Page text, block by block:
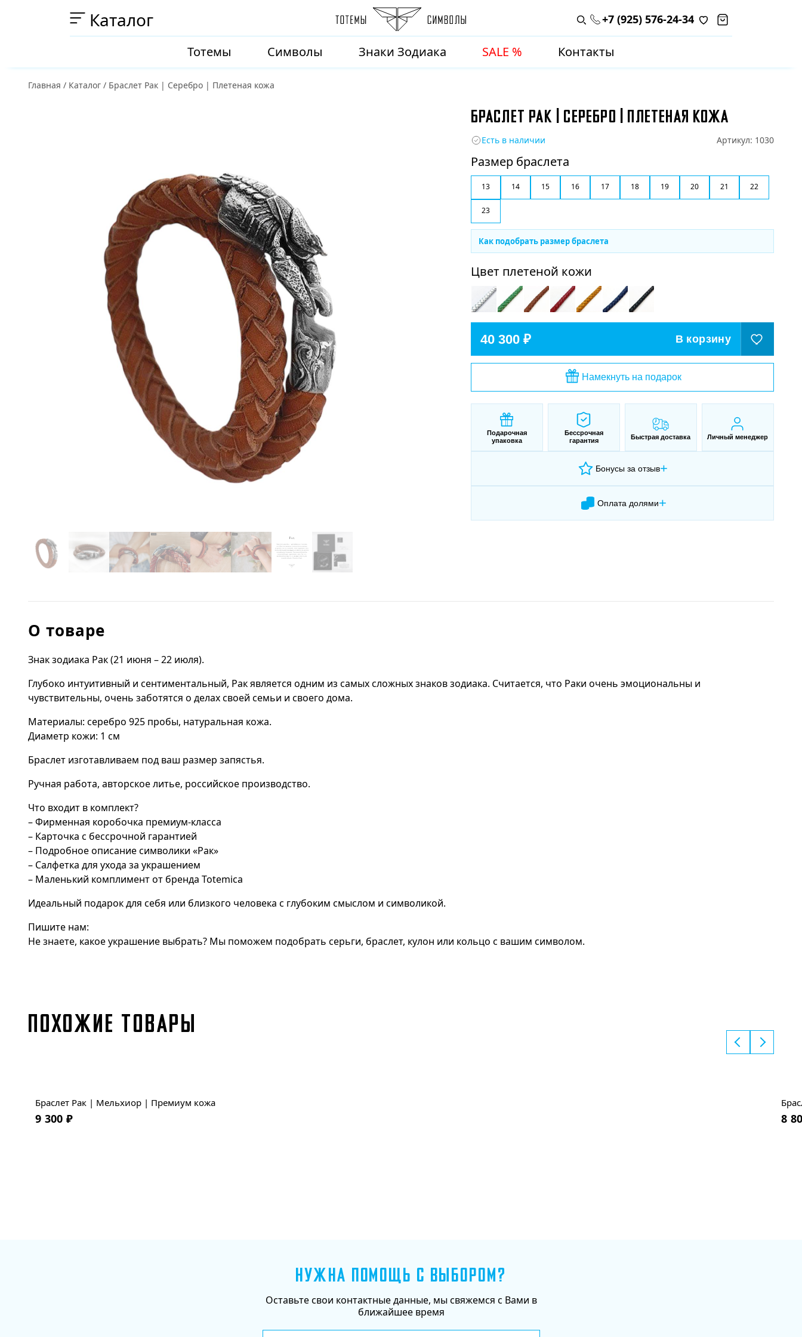
Каталог Поиск по каталогу
+7 (925) 576-24-34
Тотемы Символы Знаки Зодиака SALE % Контакты
Главная / Каталог / Браслет Рак | Серебро | Плетеная кожа
БРАСЛЕТ РАК | СЕРЕБРО | ПЛЕТЕНАЯ КОЖА
Есть в наличии Артикул: 1030
Размер браслета
13 14 15 16 17 18 19 20 21 22
23
Как подобрать размер браслета
Цвет плетеной кожи
40 300 ₽ В корзину
Намекнуть на подарок
Подарочная
упаковка
Бессрочная
гарантия
Быстрая доставка Личный менеджер
Бонусы за отзыв+
Оплата долями+
О товаре
Знак зодиака Рак (21 июня – 22 июля).
Глубоко интуитивный и сентиментальный, Рак является одним из самых сложных знаков зодиака. Считается, что Раки очень эмоциональны и
чувствительны, очень заботятся о делах своей семьи и своего дома.
Материалы: серебро 925 пробы, натуральная кожа.
Диаметр кожи: 1 см
Браслет изготавливаем под ваш размер запястья.
Ручная работа, авторское литье, российское производство.
Что входит в комплект?
– Фирменная коробочка премиум-класса
– Карточка с бессрочной гарантией
– Подробное описание символики «Рак»
– Салфетка для ухода за украшением
– Маленький комплимент от бренда Totemica
Идеальный подарок для себя или близкого человека с глубоким смыслом и символикой.
Пишите нам:
Не знаете, какое украшение выбрать? Мы поможем подобрать серьги, браслет, кулон или кольцо с вашим символом.
ПОХОЖИЕ ТОВАРЫ
Браслет Рак | Мельхиор | Премиум кожа
9 300 ₽ 8
НУЖНА ПОМОЩЬ С ВЫБОРОМ?
Оставьте свои контактные данные, мы свяжемся с Вами в
ближайшее время